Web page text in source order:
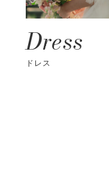
Dress
ドレス